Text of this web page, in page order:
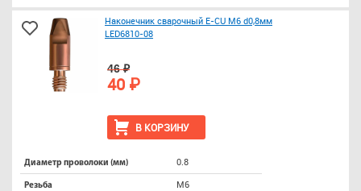
Наконечник сварочный E-CU М6 d0,8мм
LED6810-08
В КОРЗИНУ
46 ₽
40 ₽
Диаметр проволоки (мм) 0.8
Резьба М6